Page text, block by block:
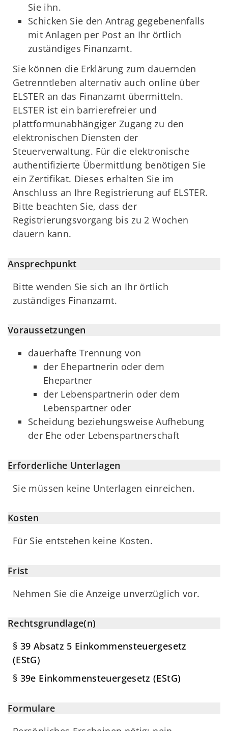
Sie ihn.
Schicken Sie den Antrag gegebenenfalls
mit Anlagen per Post an Ihr örtlich
zuständiges Finanzamt.
Sie können die Erklärung zum dauernden
Getrenntleben alternativ auch online über
ELSTER an das Finanzamt übermitteln.
ELSTER ist ein barrierefreier und
plattformunabhängiger Zugang zu den
elektronischen Diensten der
Steuerverwaltung. Für die elektronische
authentifizierte Übermittlung benötigen Sie
ein Zertifikat. Dieses erhalten Sie im
Anschluss an Ihre Registrierung auf ELSTER.
Bitte beachten Sie, dass der
Registrierungsvorgang bis zu 2 Wochen
dauern kann.
Ansprechpunkt
Bitte wenden Sie sich an Ihr örtlich
zuständiges Finanzamt.
Voraussetzungen
dauerhafte Trennung von
der Ehepartnerin oder dem
Ehepartner
der Lebenspartnerin oder dem
Lebenspartner oder
Scheidung beziehungsweise Aufhebung
der Ehe oder Lebenspartnerschaft
Erforderliche Unterlagen
Sie müssen keine Unterlagen einreichen.
Kosten
Für Sie entstehen keine Kosten.
Frist
Nehmen Sie die Anzeige unverzüglich vor.
Rechtsgrundlage(n)
§ 39 Absatz 5 Einkommensteuergesetz
(EStG)
§ 39e Einkommensteuergesetz (EStG)
Formulare